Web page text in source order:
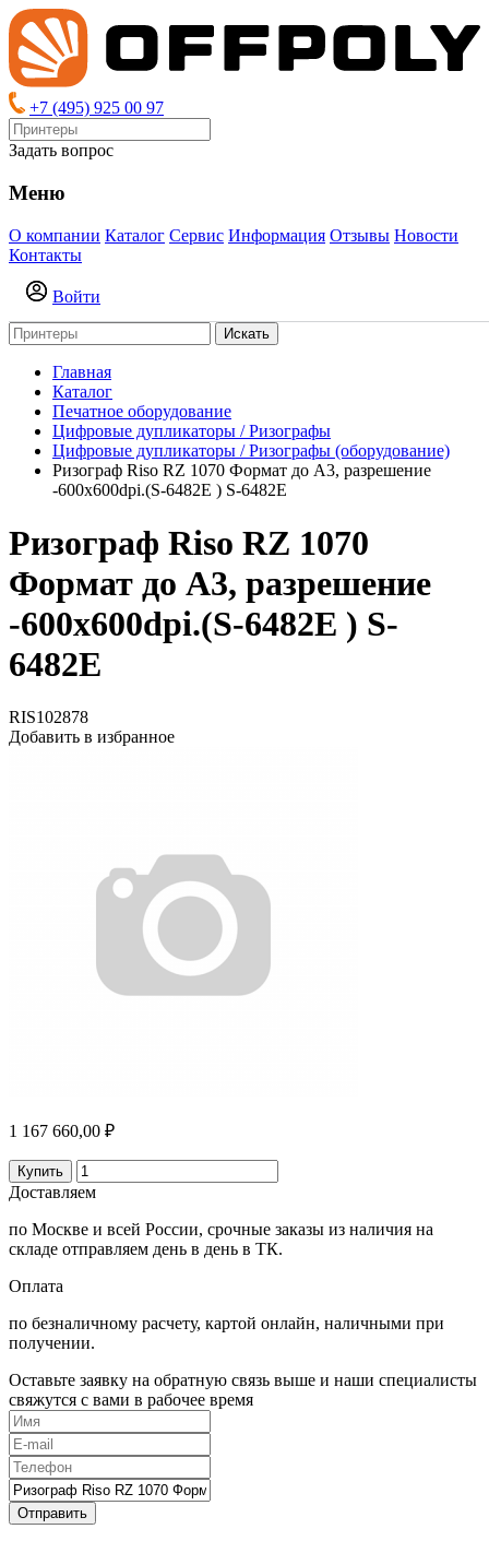
+7 (495) 925 00 97
Задать вопрос
Меню
О компании Каталог Сервис Информация Отзывы Новости
Контакты
Войти
Искать
Главная
Каталог
Печатное оборудование
Цифровые дупликаторы / Ризографы
Цифровые дупликаторы / Ризографы (оборудование)
Ризограф Riso RZ 1070 Формат до А3, разрешение
-600x600dpi.(S-6482E ) S-6482E
Ризограф Riso RZ 1070
Формат до А3, разрешение
-600x600dpi.(S-6482E ) S-
6482E
RIS102878
Добавить в избранное
1 167 660,00 ₽
Купить
Доставляем
по Москве и всей России, срочные заказы из наличия на
складе отправляем день в день в ТК.
Оплата
по безналичному расчету, картой онлайн, наличными при
получении.
Оставьте заявку на обратную связь выше и наши специалисты
свяжутся с вами в рабочее время
Отправить